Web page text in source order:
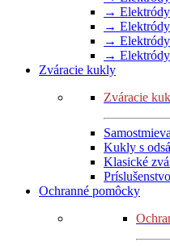
→
→
→
→
Zváracie kukly
Zváracie
Kukly s
Klasické
Ochranné pomôcky